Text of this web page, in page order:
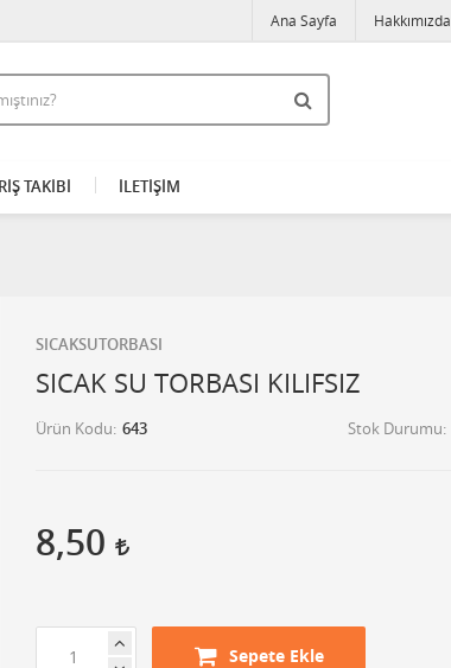
Ana Sayfa Hakkımızda
TAKİBİ İLETİŞİM
SICAKSUTORBASI
SICAK SU TORBASI KILIFSIZ
Ürün Kodu 643 Stok Durumu
8,50
Sepete Ekle